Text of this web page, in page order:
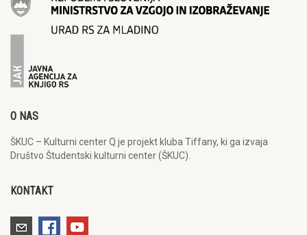
O NAS
ŠKUC – Kulturni center Q je projekt kluba Tiffany, ki ga izvaja
Društvo Študentski kulturni center (ŠKUC).
KONTAKT